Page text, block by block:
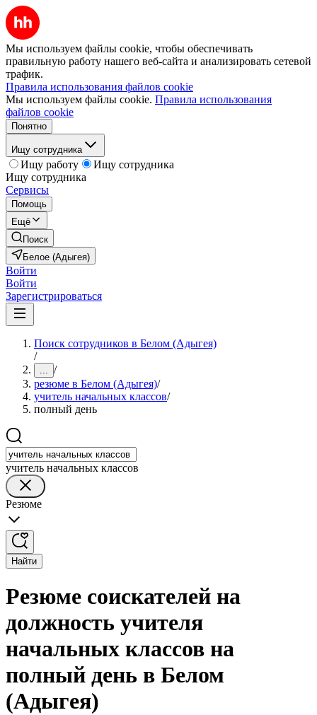
Мы используем файлы cookie, чтобы обеспечивать
правильную работу нашего веб-сайта и анализировать сетевой
трафик.
Правила использования файлов cookie
Мы используем файлы cookie. Правила использования
файлов cookie
Понятно
Ищу сотрудника
Ищу работу
Ищу сотрудника
Ищу сотрудника
Сервисы
Помощь
Ещё
Поиск
Белое (Адыгея)
Войти
Войти
Зарегистрироваться
Поиск сотрудников в Белом (Адыгея)
/
... /
резюме в Белом (Адыгея)/
учитель начальных классов/
полный день
учитель начальных классов
Резюме
Найти
Резюме соискателей на
должность учителя
начальных классов на
полный день в Белом
(Адыгея)